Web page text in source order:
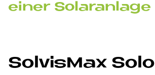
ei­ner So­lar­an­la­ge
Sol­vis­Max